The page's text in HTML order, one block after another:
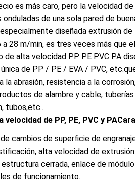
es más caro, pero la velocidad
de una sola pared de
diseñada extrusión
28 m/min, es tres veces más que
alta velocidad PP PE PVC PA
de PP / PE / EVA / PVC,
abrasión, resistencia a la
de alambre y cable,
tubos,etc..
de PP, PE, PVC y PA
cambios de superficie de
alta velocidad de
cerrada, enlace de
de funcionamiento.